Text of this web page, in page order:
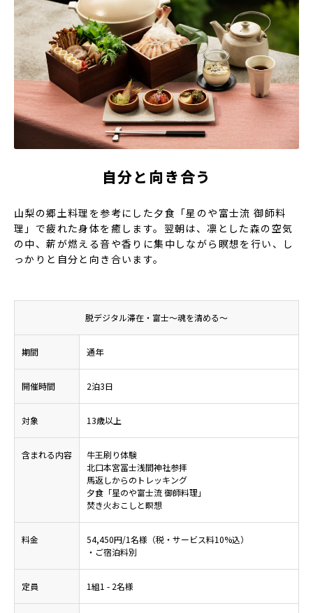
自分と向き合う
山梨の郷土料理を参考にした夕食「星のや富士流 御師料
理」で疲れた身体を癒します。翌朝は、凛とした森の空気
の中、薪が燃える音や香りに集中しながら瞑想を行い、し
っかりと自分と向き合います。
脱デジタル滞在・富士～魂を清める～
期間 通年
開催時間 2泊3日
対象 13歳以上
含まれる内容
牛王刷り体験
北口本宮冨士浅間神社参拝
馬返しからのトレッキング
夕食「星のや富士流 御師料理」
焚き火おこしと瞑想
料金
54,450円/1名様（税・サービス料10%込）
・ご宿泊料別
定員 1組1 - 2名様